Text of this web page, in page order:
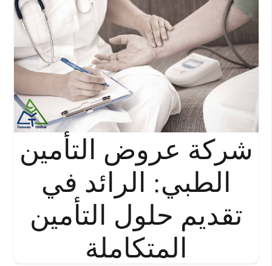
شركة عروض التأمين
الطبي: الرائد في
تقديم حلول التأمين
المتكاملة